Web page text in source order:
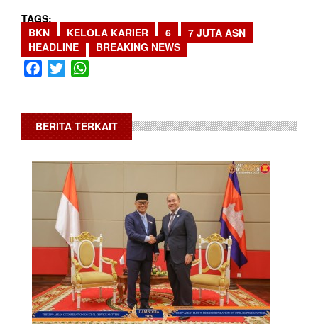
TAGS
BKN
KELOLA KARIER 6
7 JUTA ASN
HEADLINE
BREAKING NEWS
Facebook
Twitter
BERITA TERKAIT